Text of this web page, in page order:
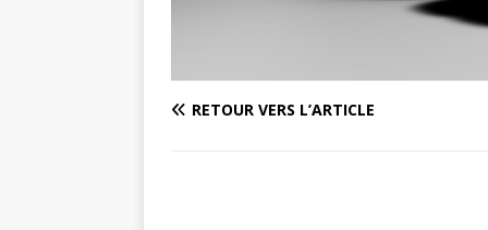
RETOUR VERS L’ARTICLE